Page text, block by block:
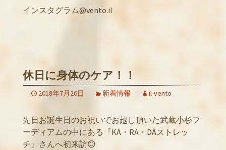
インスタグラム@vento.il
休日に身体のケア！！
2018年7月26日 新着情報 il-vento
先日お誕生日のお祝いでお越し頂いた武蔵小杉フ
ーディアムの中にある『KA・RA・DAストレッ
チ』さんへ初来訪😊